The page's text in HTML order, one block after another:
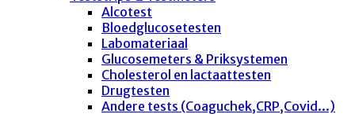
Alcotest
Bloedglucosetesten
Labomateriaal
Glucosemeters & Priksystemen
Cholesterol en lactaattesten
Drugtesten
Andere tests (Coaguchek,CRP,Covid...)